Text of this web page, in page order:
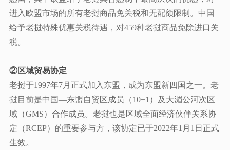
进入欧盟市场的所有老挝商品免关税和无配额限制。中国
给予老挝特殊优惠关税待遇，对459种老挝商品免除进口关
税。
②区域贸易协定
老挝于1997年7月正式加入东盟，成为东盟新四国之一。老
挝目前是中国—东盟自贸区成员（10+1）及大湄公河次区
域（GMS）合作成员。老挝也是区域全面经济伙伴关系协
定（RCEP）的重要参与方，该协定已于2022年1月1日正式
生效。